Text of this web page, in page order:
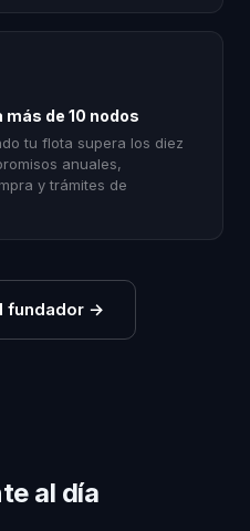
de 10 nodos
tu flota supera los diez
anuales,
y trámites de
fundador →
al día